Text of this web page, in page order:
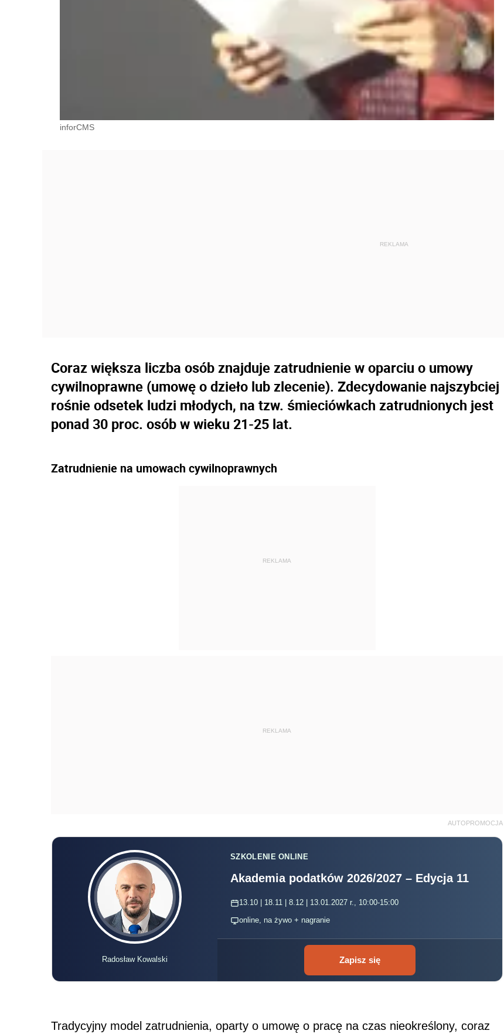
inforCMS
Coraz większa liczba osób znajduje zatrudnienie w oparciu o umowy
cywilnoprawne (umowę o dzieło lub zlecenie). Zdecydowanie najszybciej
rośnie odsetek ludzi młodych, na tzw. śmieciówkach zatrudnionych jest
ponad 30 proc. osób w wieku 21-25 lat.
Zatrudnienie na umowach cywilnoprawnych
REKLAMA
REKLAMA
AUTOPROMOCJA
Radosław Kowalski
SZKOLENIE ONLINE
Akademia podatków 2026/2027 – Edycja 11
13.10 | 18.11 | 8.12 | 13.01.2027 r., 10:00-15:00
online, na żywo + nagranie
Zapisz się
Tradycyjny model zatrudnienia, oparty o umowę o pracę na czas nieokreślony, coraz